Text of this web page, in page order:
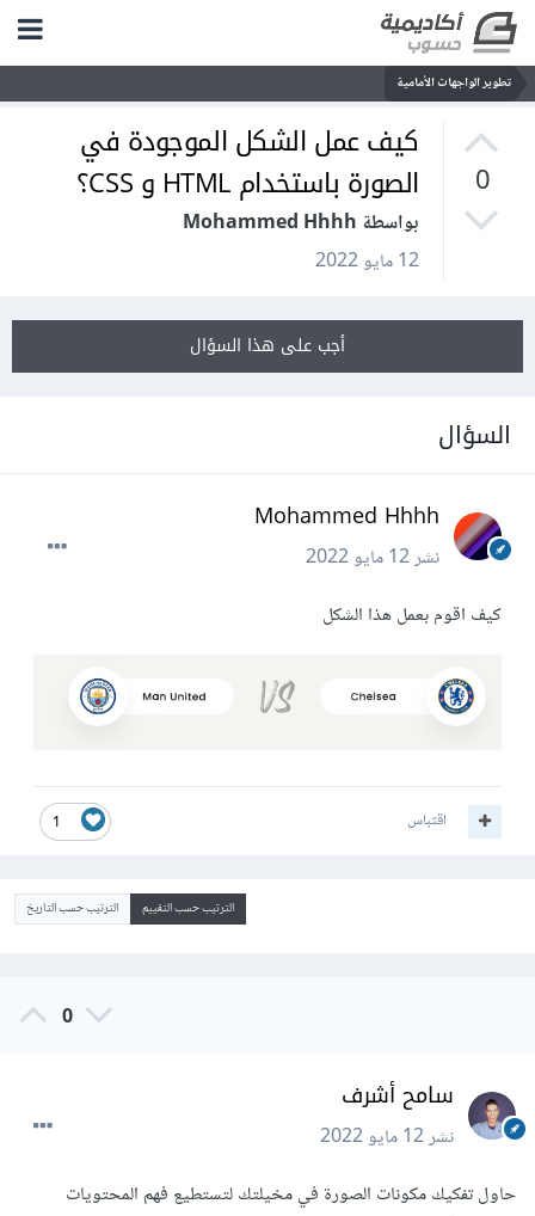
تطوير الواجهات الأمامية
0
كيف عمل الشكل الموجودة في
الصورة باستخدام HTML و CSS؟
بواسطة Mohammed Hhhh
12 مايو 2022
أجب على هذا السؤال
السؤال
Mohammed Hhhh
نشر12 مايو 2022
كيف اقوم بعمل هذا الشكل
1 اقتباس
الترتيب حسب التقييم الترتيب حسب التاريخ
0
سامح أشرف
نشر12 مايو 2022
حاول تفكيك مكونات الصورة في مخيلتك لتستطيع فهم المحتويات